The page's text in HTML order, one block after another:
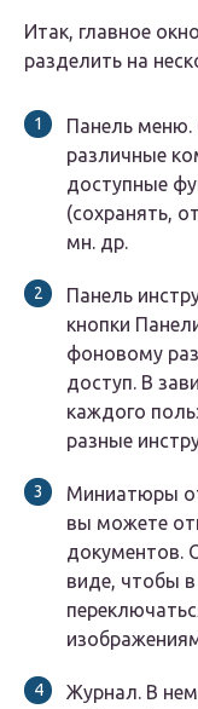
Итак, главное
разделить на
Панель
различные
доступные
(сохранять,
мн. др.
Панель
кнопки
фоновому
доступ. В
каждого
разные
Миниатюры
вы можете
документов.
виде, чтобы
Журнал. В